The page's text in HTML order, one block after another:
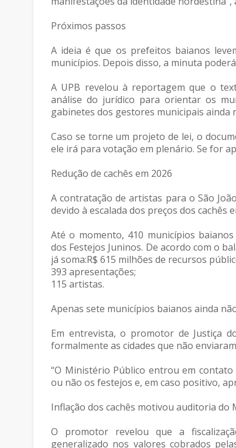
Próximos passos
A ideia é que os prefeitos baianos
municípios. Depois disso, a minuta
A UPB revelou à reportagem que o
análise do jurídico para orientar os
gabinetes dos gestores municipais ainda
Caso se torne um projeto de lei, o
ele irá para votação em plenário. Se for
Redução de cachês em 2026
A contratação de artistas para o São
devido à escalada dos preços dos cachês
Até o momento, 410 municípios
dos Festejos Juninos. De acordo com o
já soma:R$ 615 milhões de recursos
393 apresentações;
115 artistas.
Apenas sete municípios baianos ainda
Em entrevista, o promotor de Justiça
formalmente as cidades que não
“O Ministério Público entrou em
ou não os festejos e, em caso positivo,
Inflação dos cachês motivou auditoria do
O promotor revelou que a
generalizado nos valores cobrados